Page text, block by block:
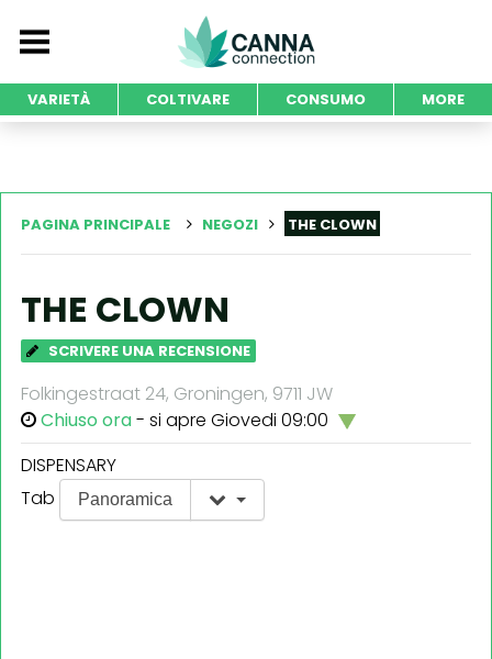
VARIETÀ COLTIVARE CONSUMO MORE
PAGINA PRINCIPALE NEGOZI THE CLOWN
THE CLOWN
SCRIVERE UNA RECENSIONE
Folkingestraat 24, Groningen, 9711 JW
Chiuso ora- si apre Giovedi 09:00
DISPENSARY
Tab
Panoramica